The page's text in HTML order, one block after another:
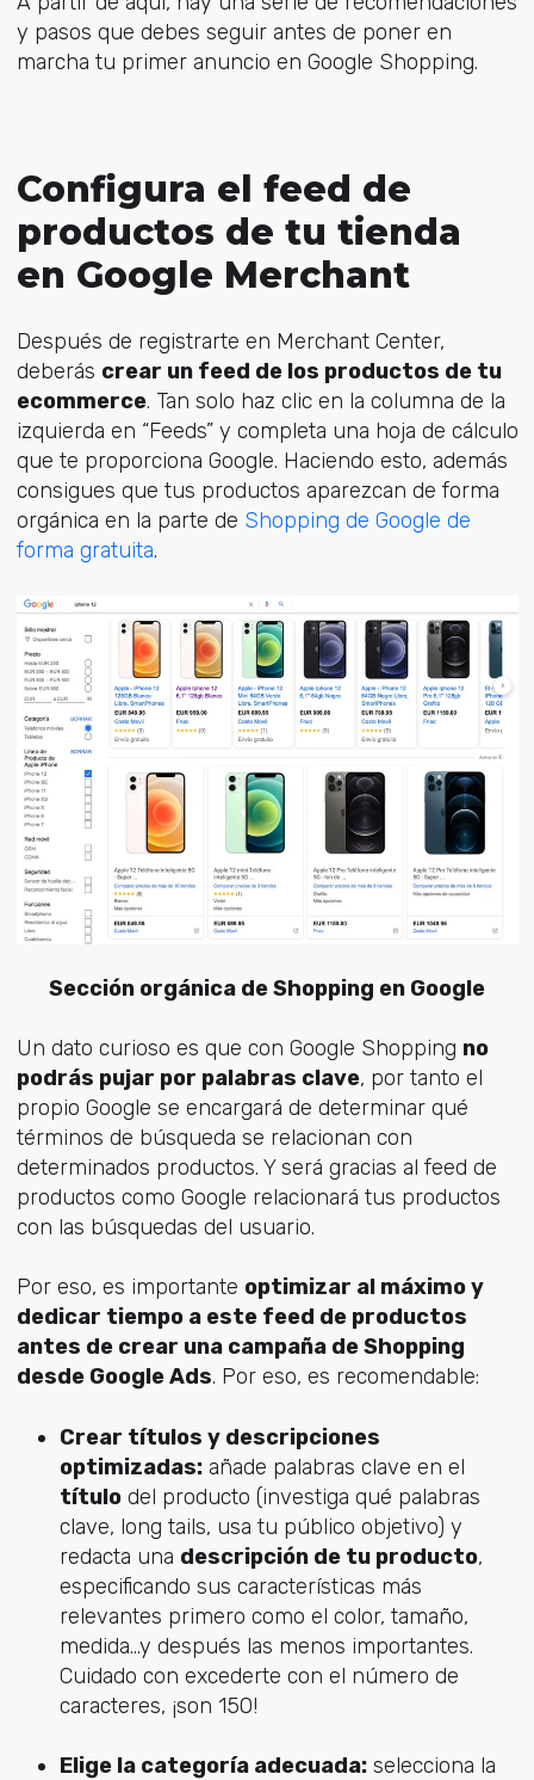
y pasos que debes seguir antes de poner en
marcha tu primer anuncio en Google Shopping.
Configura el feed de
productos de tu tienda
en Google Merchant
Después de registrarte en Merchant Center,
deberás crear un feed de los productos de tu
ecommerce. Tan solo haz clic en la columna de la
izquierda en “Feeds” y completa una hoja de cálculo
que te proporciona Google. Haciendo esto, además
consigues que tus productos aparezcan de forma
orgánica en la parte de Shopping de Google de
forma gratuita.
Sección orgánica de Shopping en Google
Un dato curioso es que con Google Shopping no
podrás pujar por palabras clave, por tanto el
propio Google se encargará de determinar qué
términos de búsqueda se relacionan con
determinados productos. Y será gracias al feed de
productos como Google relacionará tus productos
con las búsquedas del usuario.
Por eso, es importante optimizar al máximo y
dedicar tiempo a este feed de productos
antes de crear una campaña de Shopping
desde Google Ads. Por eso, es recomendable:
Crear títulos y descripciones
optimizadas:añade palabras clave en el
títulodel producto (investiga qué palabras
clave, long tails, usa tu público objetivo) y
redacta una descripción de tu producto,
especificando sus características más
relevantes primero como el color, tamaño,
medida…y después las menos importantes.
Cuidado con excederte con el número de
caracteres, ¡son 150!
Elige la categoría adecuada:selecciona la